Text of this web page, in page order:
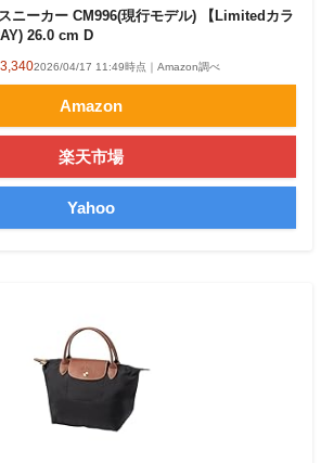
ニーカー CM996(現行モデル) 【Limitedカラ
26.0 cm D
3,3402026/04/17 11:49時点｜Amazon調べ
Amazon
楽天市場
Yahoo